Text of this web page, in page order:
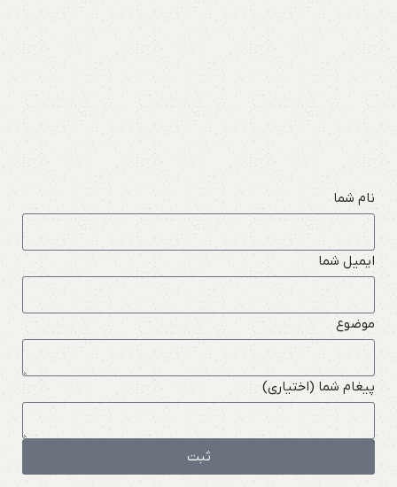
نام شما
ایمیل شما
موضوع
پیغام شما (اختیاری)
ثبت